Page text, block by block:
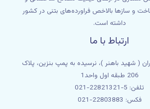
و سازها بالاخص فراورده‌های بتنی در کشور
داشته است.
ارتباط با ما
( شهید باهنر )، نرسیده به پمپ بنزین، پلاک
206 طبقه اول واحد1
تلفن: 5-22821321-021
فکس: 22803883-021